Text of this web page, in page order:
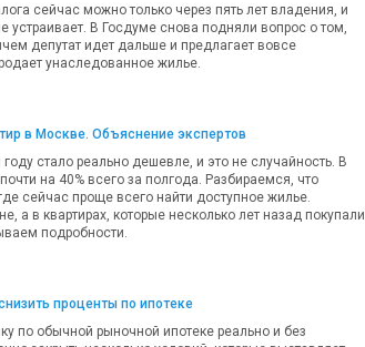
сейчас можно только через пять лет владения, и
устраивает. В Госдуме снова подняли вопрос о том,
депутат идет дальше и предлагает вовсе
унаследованное жилье.
в Москве. Объяснение экспертов
стало реально дешевле, и это не случайность. В
на 40% всего за полгода. Разбираемся, что
сейчас проще всего найти доступное жилье.
а в квартирах, которые несколько лет назад покупали
подробности.
проценты по ипотеке
по обычной рыночной ипотеке реально и без